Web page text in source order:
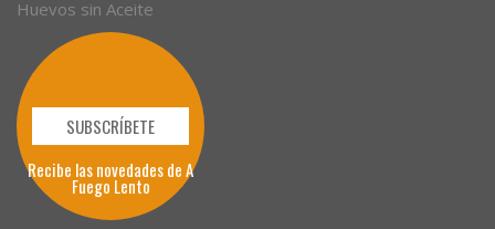
Huevos sin Aceite
SUBSCRÍBETE
Recibe las novedades de A
Fuego Lento